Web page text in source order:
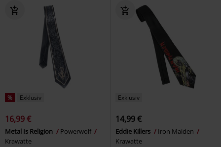
% Exklusiv
16,99 €
Metal Is Religion
Powerwolf
Krawatte
Exklusiv
14,99 €
Eddie Killers
Iron Maiden
Krawatte